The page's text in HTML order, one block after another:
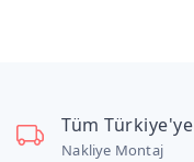
Tüm Türkiye'ye
Nakliye Montaj